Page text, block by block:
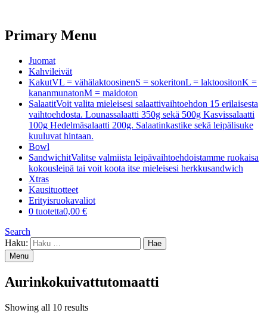
Primary Menu
Juomat
Kahvileivät
KakutVL = vähälaktoosinenS = sokeritonL = laktoositonK =
kananmunatonM = maidoton
SalaatitVoit valita mieleisesi salaattivaihtoehdon 15 erilaisesta
vaihtoehdosta. Lounassalaatti 350g sekä 500g Kasvissalaatti
100g Hedelmäsalaatti 200g. Salaatinkastike sekä leipälisuke
kuuluvat hintaan.
Bowl
SandwichitValitse valmiista leipävaihtoehdoistamme ruokaisa
kokousleipä tai voit koota itse mieleisesi herkkusandwich
Xtras
Kausituotteet
Erityisruokavaliot
0 tuotetta0,00 €
Search
Haku:
Menu
Aurinkokuivattutomaatti
Showing all 10 results